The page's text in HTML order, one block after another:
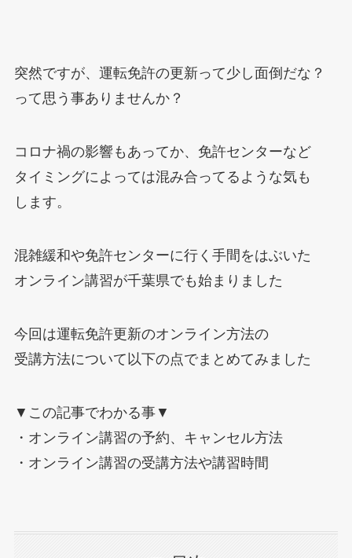
突然ですが、運転免許の更新って少し面倒だな？
って思う事ありませんか？
コロナ禍の影響もあってか、免許センターなど
タイミングによっては混み合ってるような気も
します。
混雑緩和や免許センターに行く手間をはぶいた
オンライン講習が千葉県でも始まりました
今回は運転免許更新のオンライン方法の
受講方法について以下の点でまとめてみました
▼この記事でわかる事▼
・オンライン講習の予約、キャンセル方法
・オンライン講習の受講方法や講習時間